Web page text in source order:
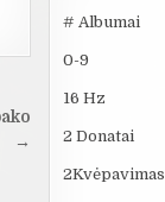
→
# Albumai
0-9
16 Hz
2 Donatai
2Kvėpavimas